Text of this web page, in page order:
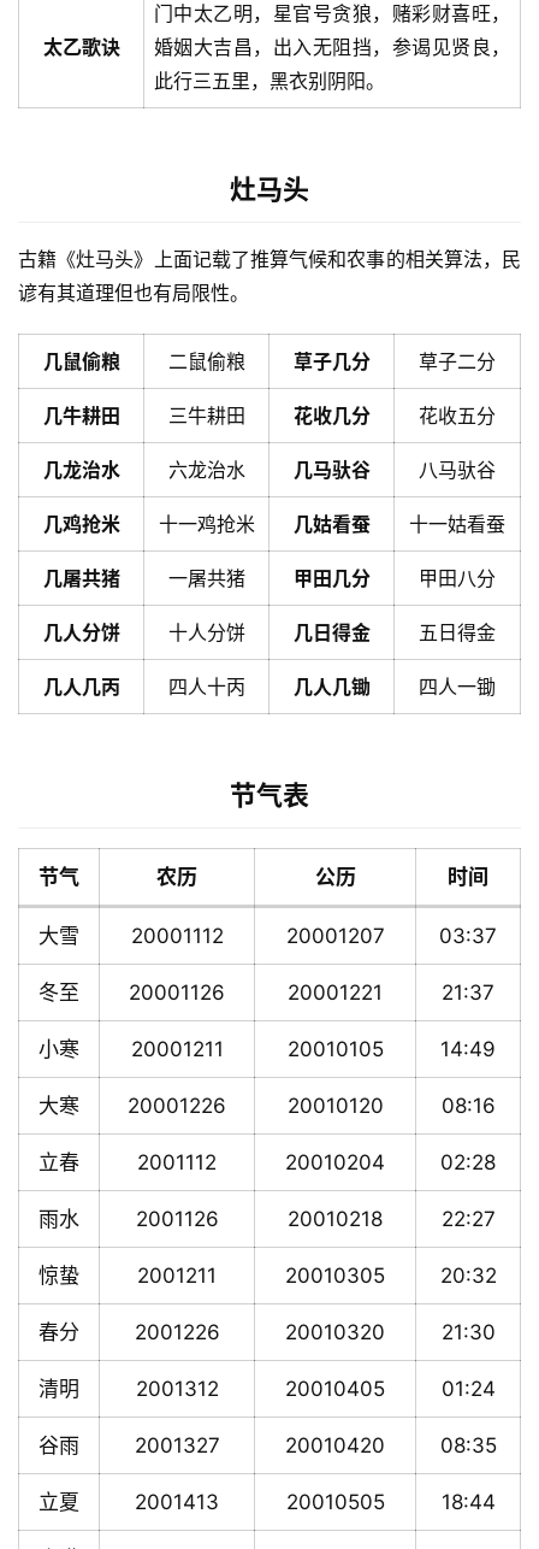
太乙歌诀
门中太乙明，星官号贪狼，赌彩财喜旺，
婚姻大吉昌，出入无阻挡，参谒见贤良，
此行三五里，黑衣别阴阳。
灶马头
古籍《灶马头》上面记载了推算气候和农事的相关算法，民
谚有其道理但也有局限性。
几鼠偷粮 二鼠偷粮 草子几分 草子二分
几牛耕田 三牛耕田 花收几分 花收五分
几龙治水 六龙治水 几马驮谷 八马驮谷
几鸡抢米 十一鸡抢米 几姑看蚕 十一姑看蚕
几屠共猪 一屠共猪 甲田几分 甲田八分
几人分饼 十人分饼 几日得金 五日得金
几人几丙 四人十丙 几人几锄 四人一锄
节气表
节气 农历 公历 时间
大雪 20001112 20001207 03:37
冬至 20001126 20001221 21:37
小寒 20001211 20010105 14:49
大寒 20001226 20010120 08:16
立春 2001112 20010204 02:28
雨水 2001126 20010218 22:27
惊蛰 2001211 20010305 20:32
春分 2001226 20010320 21:30
清明 2001312 20010405 01:24
谷雨 2001327 20010420 08:35
立夏 2001413 20010505 18:44